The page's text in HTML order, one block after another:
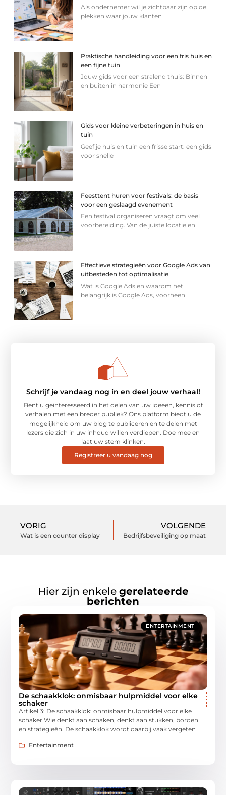
Als ondernemer wil je zichtbaar zijn op de
plekken waar jouw klanten
Praktische handleiding voor een fris huis en
een fijne tuin
Jouw gids voor een stralend thuis: Binnen
en buiten in harmonie Een
Gids voor kleine verbeteringen in huis en
tuin
Geef je huis en tuin een frisse start: een gids
voor snelle
Feesttent huren voor festivals: de basis
voor een geslaagd evenement
Een festival organiseren vraagt om veel
voorbereiding. Van de juiste locatie en
Effectieve strategieën voor Google Ads van
uitbesteden tot optimalisatie
Wat is Google Ads en waarom het
belangrijk is Google Ads, voorheen
Schrijf je vandaag nog in en deel jouw verhaal!
Bent u geïnteresseerd in het delen van uw ideeën, kennis of
verhalen met een breder publiek? Ons platform biedt u de
mogelijkheid om uw blog te publiceren en te delen met
lezers die zich in uw inhoud willen verdiepen. Doe mee en
laat uw stem klinken.
Registreer u vandaag nog
VORIG
Wat is een counter display
VOLGENDE
Bedrijfsbeveiliging op maat
Hier zijn enkele gerelateerde
berichten
ENTERTAINMENT
De schaakklok: onmisbaar hulpmiddel voor elke
schaker
Artikel 3: De schaakklok: onmisbaar hulpmiddel voor elke
schaker Wie denkt aan schaken, denkt aan stukken, borden
en strategieën. De schaakklok wordt daarbij vaak vergeten
Entertainment